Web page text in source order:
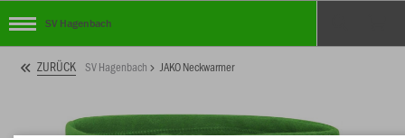
SV Hagenbach
ZURÜCK SV Hagenbach JAKO Neckwarmer